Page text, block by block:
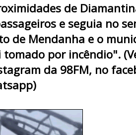
de
e seguia no
de Mendanha e o
por incêndio".
da 98FM, no